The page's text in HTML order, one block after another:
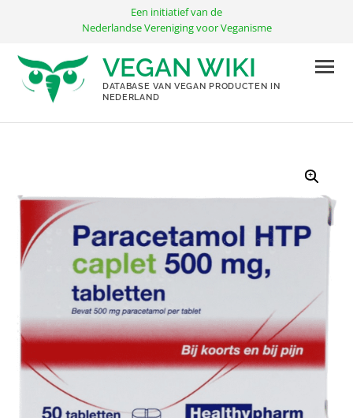
inhoud
Een initiatief van de
Nederlandse Vereniging voor Veganisme
VEGAN WIKI
DATABASE VAN VEGAN PRODUCTEN IN
NEDERLAND